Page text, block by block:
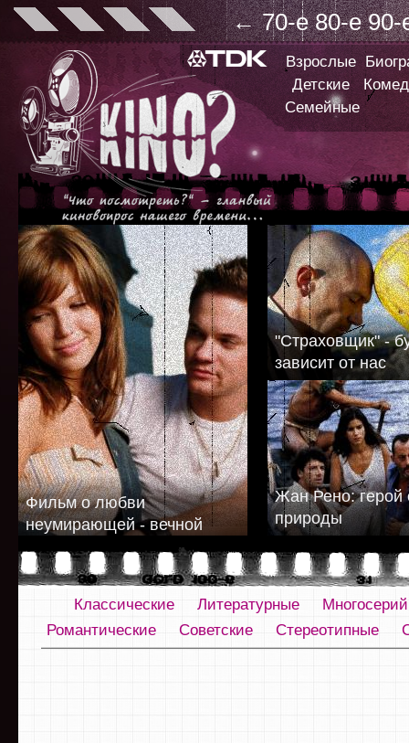
← 70-е 80-е 90-
Взрослые
Детские
Семейные
Фильм о любви
неумирающей - вечной
"Страховщик" -
зависит от нас
Жан Рено: герой
природы
Классические Литературные
Романтические
Советские Стереотипные